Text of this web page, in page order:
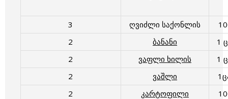
3 ღვიძლი საქონლის
2
ბანანი
1
2
ვაფლი ხილის
1
2
ვაშლი
2
კარტოფილი